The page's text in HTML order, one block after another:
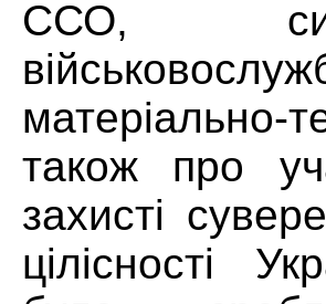
ССО,
матеріально-
також про
захисті
цілісності